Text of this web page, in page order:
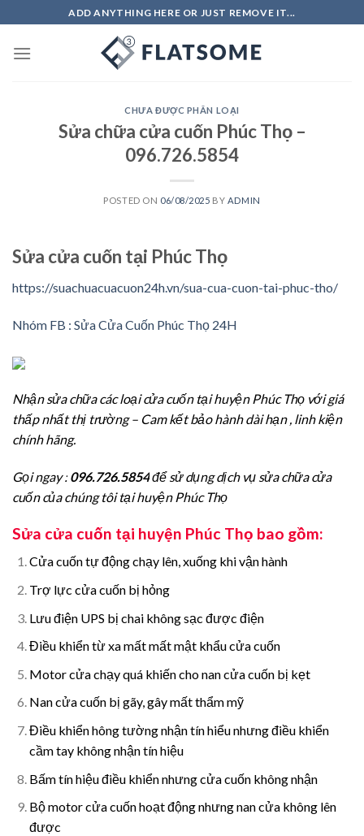
to
content
ADD ANYTHING HERE OR JUST REMOVE IT...
CHƯA ĐƯỢC PHÂN LOẠI
Sửa chữa cửa cuốn Phúc Thọ –
096.726.5854
POSTED ON 06/08/2025 BY ADMIN
Sửa cửa cuốn tại Phúc Thọ
https://suachuacuacuon24h.vn/sua-cua-cuon-tai-phuc-tho/
Nhóm FB : Sửa Cửa Cuốn Phúc Thọ 24H
Nhận sửa chữa các loại cửa cuốn tại huyện Phúc Thọ với giá
thấp nhất thị trường – Cam kết bảo hành dài hạn , linh kiện
chính hãng.
Gọi ngay : 096.726.5854để sử dụng dịch vụ sửa chữa cửa
cuốn của chúng tôi tại huyện Phúc Thọ
Sửa cửa cuốn tại huyện Phúc Thọ bao gồm:
Cửa cuốn tự động chạy lên, xuống khi vận hành
Trợ lực cửa cuốn bị hỏng
Lưu điện UPS bị chai không sạc được điện
Điều khiển từ xa mất mất mật khẩu cửa cuốn
Motor cửa chạy quá khiến cho nan cửa cuốn bị kẹt
Nan cửa cuốn bị gãy, gây mất thẩm mỹ
Điều khiển hông tường nhận tín hiểu nhưng điều khiển
cầm tay không nhận tín hiệu
Bấm tín hiệu điều khiển nhưng cửa cuốn không nhận
Bộ motor cửa cuốn hoạt động nhưng nan cửa không lên
được